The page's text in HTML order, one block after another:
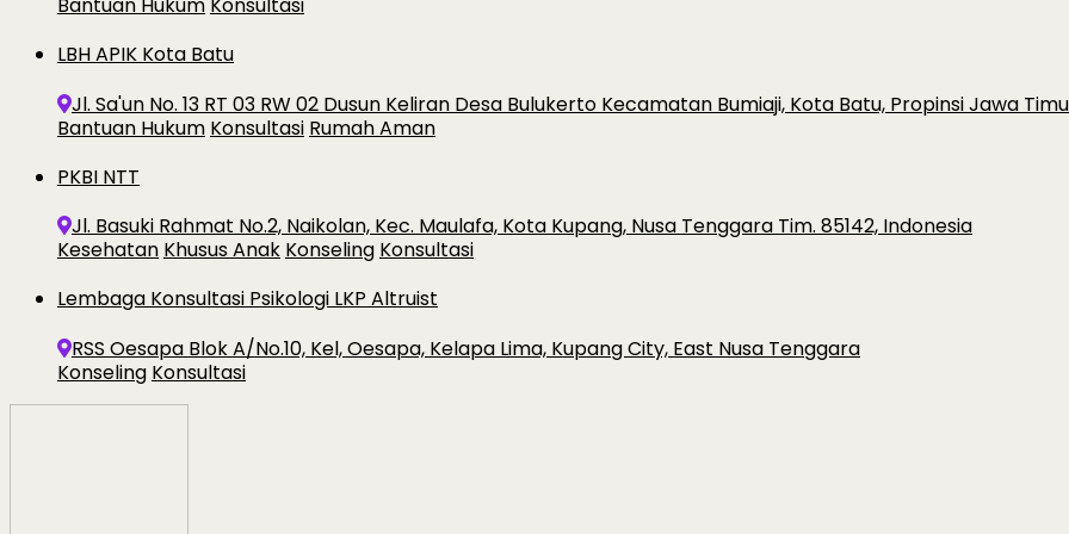
LBH APIK Kota Batu
Jl. Sa'un No. 13 RT 03 RW 02 Dusun Keliran Desa Bulukerto Kecamatan Bumiaji, Kota Batu, Propinsi Jawa
Bantuan Hukum Konsultasi Rumah Aman
PKBI NTT
Jl. Basuki Rahmat No.2, Naikolan, Kec. Maulafa, Kota Kupang, Nusa Tenggara Tim. 85142, Indonesia
Kesehatan Khusus Anak Konseling Konsultasi
Lembaga Konsultasi Psikologi LKP Altruist
RSS Oesapa Blok A/No.10, Kel, Oesapa, Kelapa Lima, Kupang City, East Nusa Tenggara
Konseling Konsultasi